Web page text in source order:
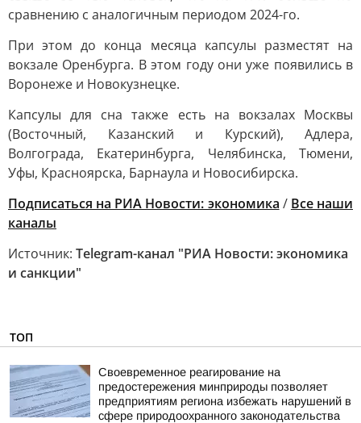
сравнению с аналогичным периодом 2024-го.
При этом до конца месяца капсулы разместят на
вокзале Оренбурга. В этом году они уже появились в
Воронеже и Новокузнецке.
Капсулы для сна также есть на вокзалах Москвы
(Восточный, Казанский и Курский), Адлера,
Волгограда, Екатеринбурга, Челябинска, Тюмени,
Уфы, Красноярска, Барнаула и Новосибирска.
Подписаться на РИА Новости: экономика / Все наши
каналы
Источник: Telegram-канал "РИА Новости: экономика
и санкции"
ТОП
Своевременное реагирование на
предостережения минприроды позволяет
предприятиям региона избежать нарушений в
сфере природоохранного законодательства